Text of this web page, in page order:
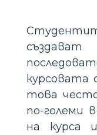
това
по-големи
на курса